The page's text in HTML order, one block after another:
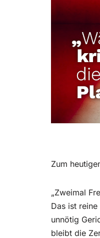
Zum
„Zweimal
Das ist
unnötig
bleibt die